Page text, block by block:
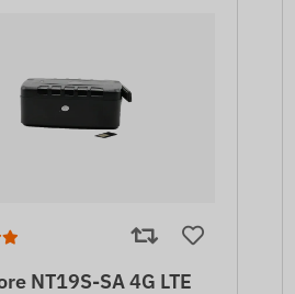
NT19S-SA 4G LTE